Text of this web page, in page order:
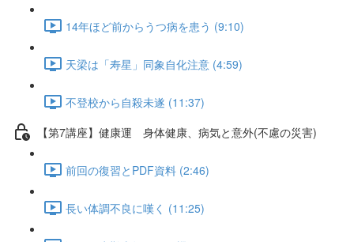
14年ほど前からうつ病を患う (9:10)
天梁は「寿星」同象自化注意 (4:59)
不登校から自殺未遂 (11:37)
【第7講座】健康運 身体健康、病気と意外(不慮の災害)
前回の復習とPDF資料 (2:46)
長い体調不良に嘆く (11:25)